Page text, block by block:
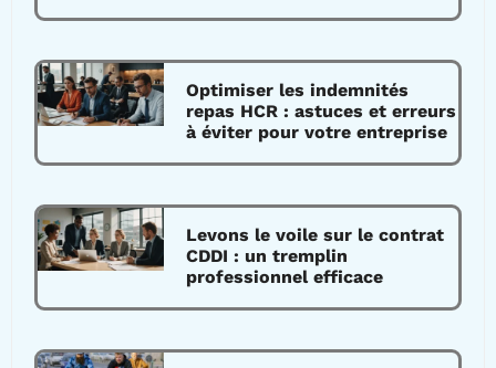
Optimiser les indemnités
repas HCR : astuces et erreurs
à éviter pour votre entreprise
Levons le voile sur le contrat
CDDI : un tremplin
professionnel efficace